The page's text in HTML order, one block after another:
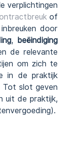
verplichtingen
of
door
, beëindiging
de relevante
om zich te
in de praktijk
Tot slot geven
uit de praktijk,